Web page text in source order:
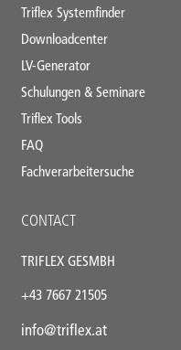
Triflex Systemfinder
Downloadcenter
LV-Generator
Schulungen & Seminare
Triflex Tools
FAQ
Fachverarbeitersuche
CONTACT
TRIFLEX GESMBH
+43 7667 21505
info@triflex.at